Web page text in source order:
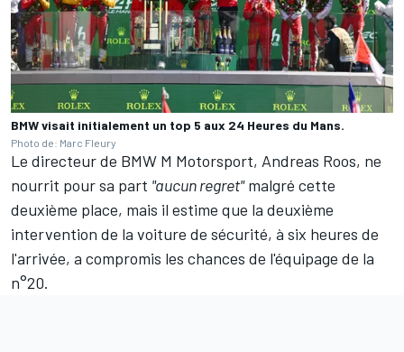
BMW visait initialement un top 5 aux 24 Heures du Mans.
Photo de: Marc Fleury
Le directeur de BMW M Motorsport, Andreas Roos, ne
nourrit pour sa part "aucun regret"malgré cette
deuxième place, mais il estime que la deuxième
intervention de la voiture de sécurité, à six heures de
l'arrivée, a compromis les chances de l'équipage de la
n°20.